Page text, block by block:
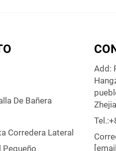
De Bañera
Corredera Lateral
Pequeño
Add:
Tel.: